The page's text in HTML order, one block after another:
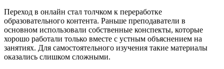
Переход в онлайн стал толчком к переработке
образовательного контента. Раньше преподаватели в
основном использовали собственные конспекты, которые
хорошо работали только вместе с устным объяснением на
занятиях. Для самостоятельного изучения такие материалы
оказались слишком сложными.